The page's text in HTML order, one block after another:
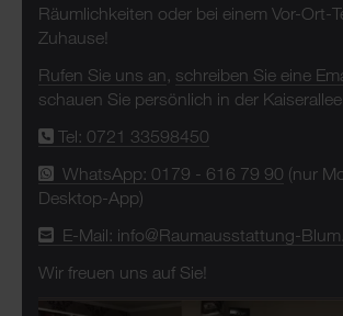
Räumlichkeiten oder bei einem Vor-Ort-
Zuhause!
Rufen Sie uns an, schreiben Sie eine
schauen Sie persönlich in der
Tel: 0721 33598450
WhatsApp: 0179 - 616 79 90 (nur
Desktop-App)
E-Mail: info@Raumausstattung-
Wir freuen uns auf Sie!